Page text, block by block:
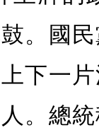
。國
下一
。總